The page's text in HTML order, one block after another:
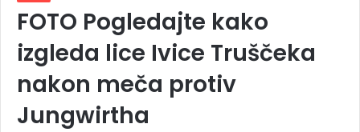
FOTO Pogledajte kako
izgleda lice Ivice Truščeka
nakon meča protiv
Jungwirtha